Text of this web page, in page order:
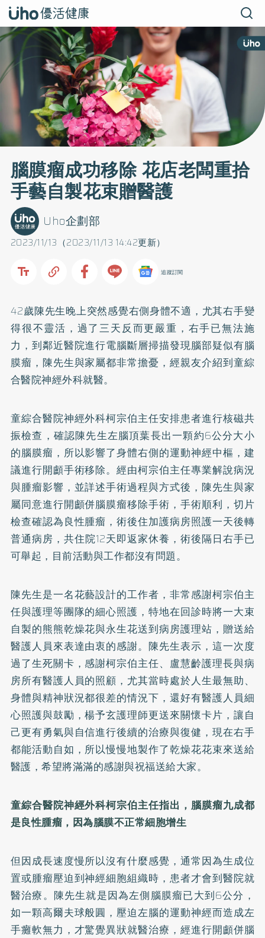
腦膜瘤成功移除 花店老闆重拾
手藝自製花束贈醫護
2023/11/13（2023/11/13 14:42更新）
Uho企劃部
追蹤訂閱
42歲陳先生晚上突然感覺右側身體不適，尤其右手變
得很不靈活，過了三天反而更嚴重，右手已無法施
力，到鄰近醫院進行電腦斷層掃描發現腦部疑似有腦
膜瘤，陳先生與家屬都非常擔憂，經親友介紹到童綜
合醫院神經外科就醫。
童綜合醫院神經外科柯宗伯主任安排患者進行核磁共
振檢查，確認陳先生左腦頂葉長出一顆約6公分大小
的腦膜瘤，所以影響了身體右側的運動神經中樞，建
議進行開顱手術移除。經由柯宗伯主任專業解說病況
與腫瘤影響，並詳述手術過程與方式後，陳先生與家
屬同意進行開顱併腦膜瘤移除手術，手術順利，切片
檢查確認為良性腫瘤，術後住加護病房照護一天後轉
普通病房，共住院12天即返家休養，術後隔日右手已
可舉起，目前活動與工作都沒有問題。
陳先生是一名花藝設計的工作者，非常感謝柯宗伯主
任與護理等團隊的細心照護，特地在回診時將一大束
自製的熊熊乾燥花與永生花送到病房護理站，贈送給
醫護人員來表達由衷的感謝。陳先生表示，這一次度
過了生死關卡，感謝柯宗伯主任、盧慧齡護理長與病
房所有醫護人員的照顧，尤其當時處於人生最無助、
身體與精神狀況都很差的情況下，還好有醫護人員細
心照護與鼓勵，楊予玄護理師更送來關懷卡片，讓自
己更有勇氣與自信進行後續的治療與復健，現在右手
都能活動自如，所以慢慢地製作了乾燥花花束來送給
醫護，希望將滿滿的感謝與祝福送給大家。
童綜合醫院神經外科柯宗伯主任指出，腦膜瘤九成都
是良性腫瘤，因為腦膜不正常細胞增生
但因成長速度慢所以沒有什麼感覺，通常因為生成位
置或腫瘤壓迫到神經細胞組織時，患者才會到醫院就
醫治療。陳先生就是因為左側腦膜瘤已大到6公分，
如一顆高爾夫球般圓，壓迫左腦的運動神經而造成左
手癱軟無力，才驚覺異狀就醫治療，經進行開顱併腦